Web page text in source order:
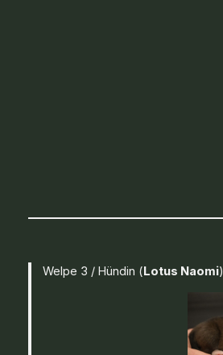
Welpe 3 / Hündin (Lotus Naomi)